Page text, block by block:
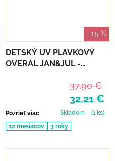
–15 %
DETSKÝ UV PLAVKOVÝ
OVERAL JAN&JUL -
32,21 €
37,90 €
Pozrieť viac Skladom
(1 ks)
12 mesiacov
3 roky